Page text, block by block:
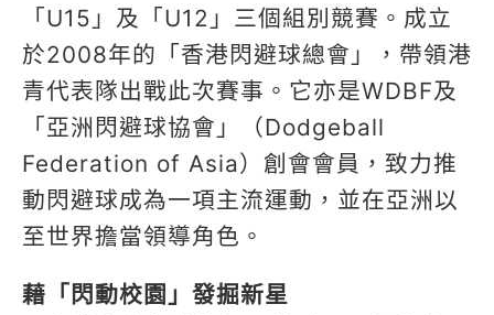
「U15」及「U12」三個組別競賽。成立
於2008年的「香港閃避球總會」，帶領港
青代表隊出戰此次賽事。它亦是WDBF及
「亞洲閃避球協會」（Dodgeball
Federation of Asia）創會會員，致力推
動閃避球成為一項主流運動，並在亞洲以
至世界擔當領導角色。
藉「閃動校園」發掘新星